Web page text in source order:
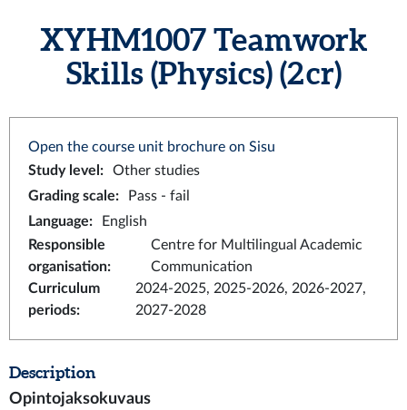
XYHM1007 Teamwork
Skills (Physics) (2 cr)
Open the course unit brochure on Sisu
Study level :
Other studies
Grading scale:
Pass - fail
Language:
English
Responsible
organisation:
Centre for Multilingual Academic
Communication
Curriculum
periods:
2024-2025, 2025-2026, 2026-2027,
2027-2028
Description
Opintojaksokuvaus